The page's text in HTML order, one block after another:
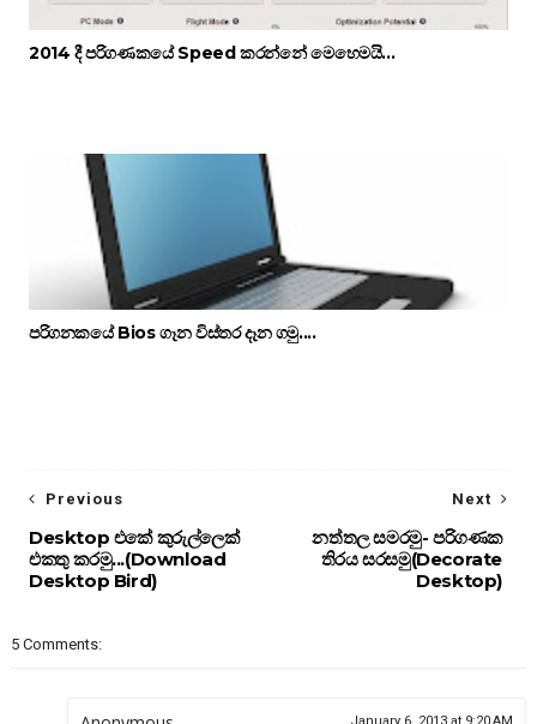
2014 දී පරිගණකයේ Speed කරන්නේ මෙහෙමයි...
පරිගනකයේ Bios ගෑන විස්තර දෑන ගමු....
Next
නත්තල සමරමු- පරිගණක
තිරය සරසමු(Decorate
Desktop)
Previous
Desktop එකේ කුරුල්ලෙක්
එකතු කරමු...(Download
Desktop Bird)
5 Comments:
January 6, 2013 at 9:20 AM